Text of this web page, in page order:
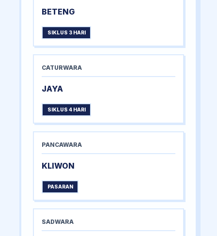
BETENG
SIKLUS 3 HARI
CATURWARA
JAYA
SIKLUS 4 HARI
PANCAWARA
KLIWON
PASARAN
SADWARA